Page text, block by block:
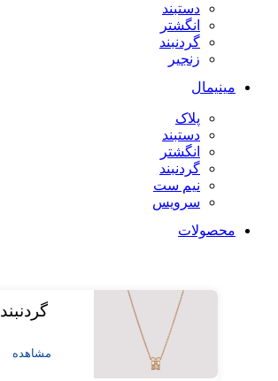
دستبند
انگشتر
گردنبند
زنجیر
مینیمال
پلاک
دستبند
انگشتر
گردنبند
نیم ست
سرویس
محصولات
گردنبند
مشاهده